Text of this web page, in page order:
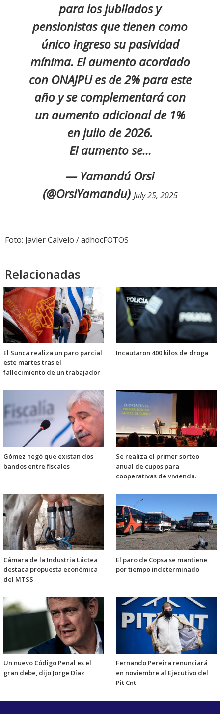
para los jubilados y
pensionistas que tienen como
único ingreso su pasividad
mínima. El aumento acordado
con ONAJPU es de 2% para este
año y se complementará con
un aumento adicional de 1%
en julio de 2026.
El aumento se…
— Yamandú Orsi
(@OrsiYamandu) July 25, 2025
Foto: Javier Calvelo / adhocFOTOS
Relacionadas
El Sunca realiza un paro parcial
este martes tras el
fallecimiento de un trabajador
Incautaron 400 kilos de droga
Gómez negó que existan dos
bandos entre fiscales
Se realiza el primer sorteo
anual de cupos para
cooperativas de vivienda.
Cámara de la Industria Láctea
destaca propuesta económica
del MTSS
El paro de Copsa se mantiene
por tiempo indeterminado
Un nuevo Código Penal es el
gran debe, dijo Jorge Díaz
Fernando Pereira renunciará
en noviembre al Ejecutivo del
Pit Cnt